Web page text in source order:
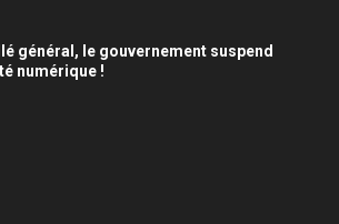
général, le gouvernement suspend
numérique !